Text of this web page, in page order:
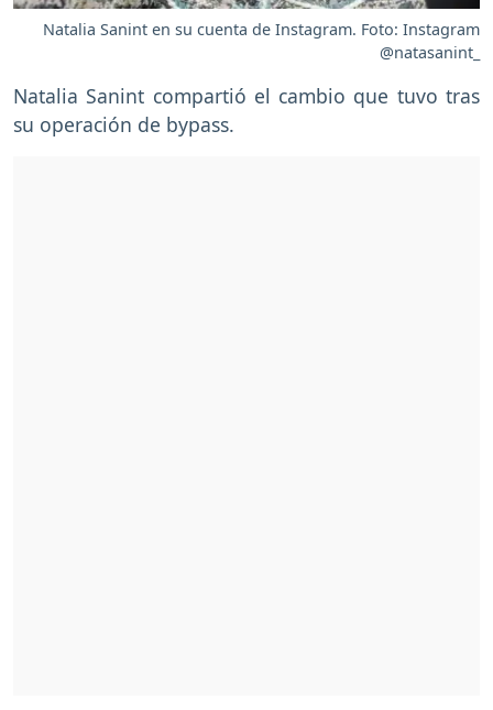
Natalia Sanint en su cuenta de Instagram. Foto: Instagram
@natasanint_
Natalia Sanint compartió el cambio que tuvo tras
su operación de bypass.